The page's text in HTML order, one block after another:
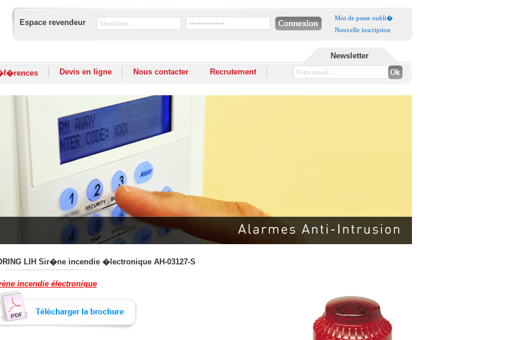
Espace revendeur
Mot de passe oubli�
Nouvelle inscription
Devis en ligne Nous contacter Recrutement
Newsletter
LIH Sir�ne incendie �lectronique AH-03127-S
incendie électronique